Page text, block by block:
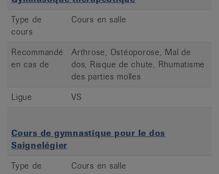
Type de
cours
Cours en salle
Recommandé
en cas de
Arthrose, Ostéoporose, Mal de
dos, Risque de chute, Rhumatisme
des parties molles
Ligue
VS
Cours de gymnastique pour le dos
Saignelégier
Type de
Cours en salle